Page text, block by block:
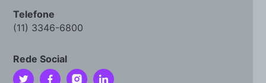
Telefone
(11) 3346-6800
Rede Social